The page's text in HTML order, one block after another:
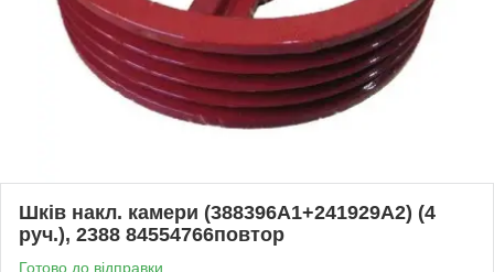
Шків накл. камери (388396A1+241929A2) (4
руч.), 2388 84554766повтор
Готово до відправки